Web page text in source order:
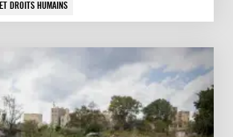
DROITS HUMAINS